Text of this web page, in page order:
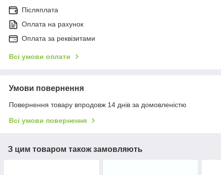
Післяплата
Оплата на рахунок
Оплата за реквізитами
Всі умови оплати
Умови повернення
Повернення товару впродовж 14 днів за домовленістю
Всі умови повернення
З цим товаром також замовляють